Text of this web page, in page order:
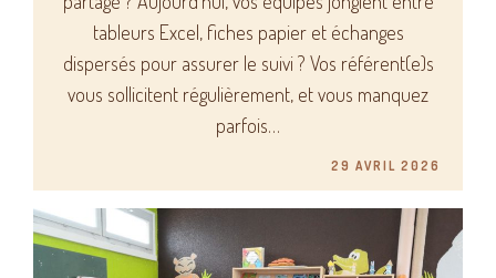
tableurs Excel, fiches papier et échanges
dispersés pour assurer le suivi ? Vos référent(e)s
vous sollicitent régulièrement, et vous manquez
parfois…
29 AVRIL 2026